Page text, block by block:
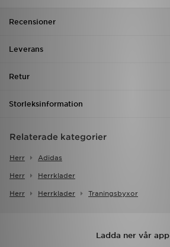
Recensioner
Leverans
Retur
Storleksinformation
Relaterade kategorier
Herr Adidas
Herr Herrklader
Herr Herrklader Traningsbyxor
Ladda ner vår app